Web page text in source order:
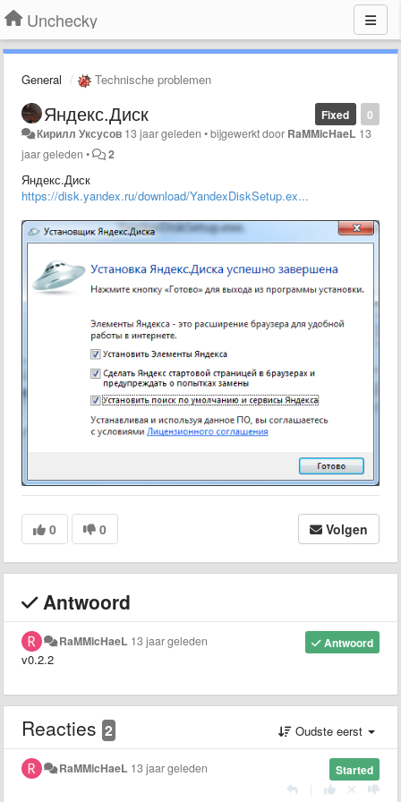
Unchecky
General Technische problemen
0
Fixed
Яндекс.Диск
Кирилл Уксусов 13 jaar geleden •bijgewerkt door RaMMicHaeL 13
jaar geleden • 2
Яндекс.Диск
https://disk.yandex.ru/download/YandexDiskSetup.ex...
0 0 Volgen
Antwoord
Antwoord
RaMMicHaeL 13 jaar geleden
v0.2.2
Reacties 2 Oudste eerst
Started
RaMMicHaeL 13 jaar geleden